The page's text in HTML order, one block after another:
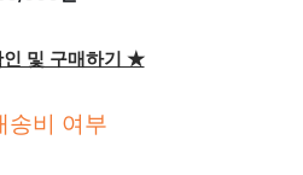
및 구매하기 ★
비 여부